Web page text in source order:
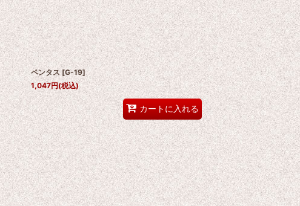
ペンタス [G-19]
1,047円(税込)
カートに入れる